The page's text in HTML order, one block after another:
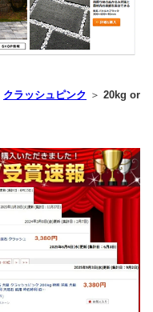
クラッシュピンク ＞ 20kg or